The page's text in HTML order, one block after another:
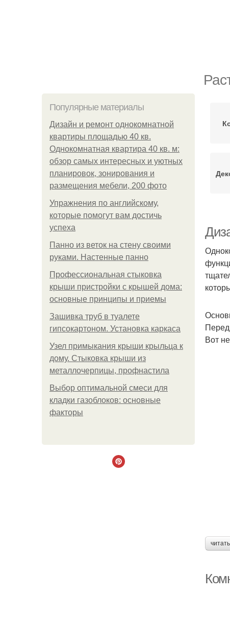
Популярные материалы
Дизайн и ремонт однокомнатной
квартиры площадью 40 кв.
Однокомнатная квартира 40 кв. м:
обзор самых интересных и уютных
планировок, зонирования и
размещения мебели, 200 фото
Упражнения по английскому,
которые помогут вам достичь
успеха
Панно из веток на стену своими
руками. Настенные панно
Профессиональная стыковка
крыши пристройки с крышей дома:
основные принципы и приемы
Зашивка труб в туалете
гипсокартоном. Установка каркаса
Узел примыкания крыши крыльца к
дому. Стыковка крыши из
металлочерпицы, профнастила
Выбор оптимальной смеси для
кладки газоблоков: основные
факторы
Вот